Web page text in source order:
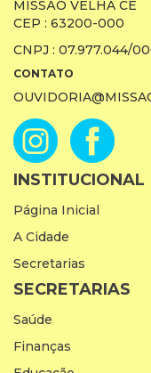
MISSÃO VELHA CE
CEP : 63200-000
CNPJ : 07.977.044/
CONTATO
INSTITUCIONAL
Página Inicial
A Cidade
Secretarias
SECRETARIAS
Saúde
Finanças